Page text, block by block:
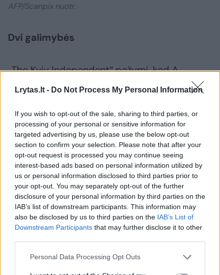
Lrytas.lt - Do Not Process My Personal Information
If you wish to opt-out of the sale, sharing to third parties, or
processing of your personal or sensitive information for
targeted advertising by us, please use the below opt-out
section to confirm your selection. Please note that after your
opt-out request is processed you may continue seeing
interest-based ads based on personal information utilized by
us or personal information disclosed to third parties prior to
your opt-out. You may separately opt-out of the further
disclosure of your personal information by third parties on the
IAB’s list of downstream participants. This information may
also be disclosed by us to third parties on the IAB’s List of
Downstream Participants that may further disclose it to other
Personal Data Processing Opt Outs
AFP/Scanpix nuotr.
Dvi galimybės
„The Kyiv Independent“ pažymi, kad A.
Jermaką jau metus persekiojo kaltinimai
kyšininkavimu.
Jo buvusiam pavaduotojui Andrijui
Smirnovui teisėsaugos institucijos pareiškė
kaltinimus dėl neteisėto praturtėjimo, pinigų
plovimo ir kyšininkavimo.
Du kiti buvę pavaduotojai – Kyrylas
figūravo korupcijos tyrimuose, nors oficialiai